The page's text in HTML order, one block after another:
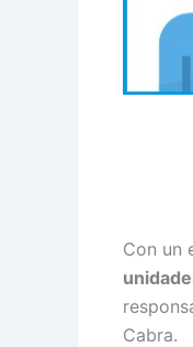
Con un
Cabra.